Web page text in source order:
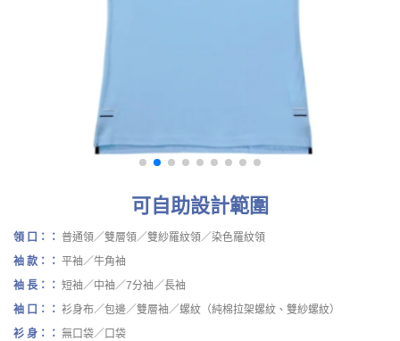
可自助設計範圍
領 口：： 普通領／雙層領／雙紗羅紋領／染色羅紋領
袖 款：： 平袖／牛角袖
袖 長：： 短袖／中袖／7分袖／長袖
袖 口：： 衫身布／包邊／雙層袖／螺紋（純棉拉架螺紋、雙紗螺紋）
衫 身：： 無口袋／口袋